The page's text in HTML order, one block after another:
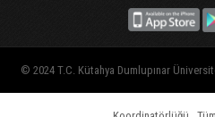
© 2024 T.C. Kütahya Dumlupınar